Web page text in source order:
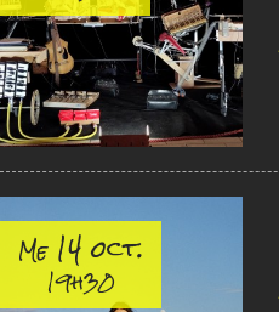
Me14 oct.
19h30